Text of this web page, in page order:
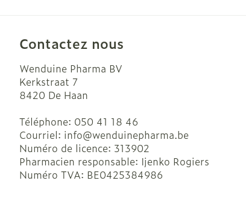
Contactez nous
Wenduine Pharma BV
Kerkstraat 7
8420 De Haan
Téléphone: 050 41 18 46
Courriel: info@wenduinepharma.be
Numéro de licence: 313902
Pharmacien responsable: Ijenko Rogiers
Numéro TVA: BE0425384986